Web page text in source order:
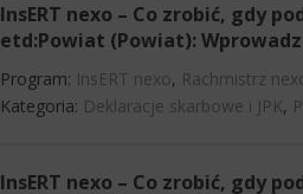
InsERT nexo – Co zrobić, gdy
etd:Powiat (Powiat):
Program: InsERT nexo, Rachmistrz
Kategoria: Deklaracje skarbowe i JPK,
InsERT nexo – Co zrobić, gdy